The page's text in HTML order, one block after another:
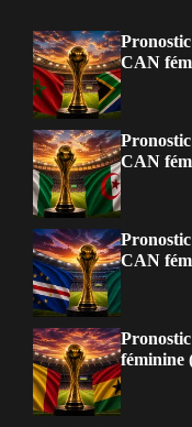
CAN
CAN
CAN
féminine